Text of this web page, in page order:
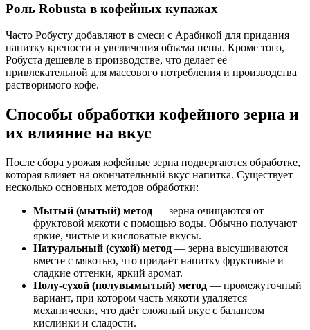
Роль Robusta в кофейных купажах
Часто Робусту добавляют в смеси с Арабикой для придания
напитку крепости и увеличения объема пены. Кроме того,
Робуста дешевле в производстве, что делает её
привлекательной для массового потребления и производства
растворимого кофе.
Способы обработки кофейного зерна и
их влияние на вкус
После сбора урожая кофейные зерна подвергаются обработке,
которая влияет на окончательный вкус напитка. Существует
несколько основных методов обработки:
Мытый (мытый) метод — зерна очищаются от
фруктовой мякоти с помощью воды. Обычно получают
яркие, чистые и кисловатые вкусы.
Натуральный (сухой) метод — зерна высушиваются
вместе с мякотью, что придаёт напитку фруктовые и
сладкие оттенки, яркий аромат.
Полу-сухой (полувымытый) метод — промежуточный
вариант, при котором часть мякоти удаляется
механически, что даёт сложный вкус с балансом
кислинки и сладости.